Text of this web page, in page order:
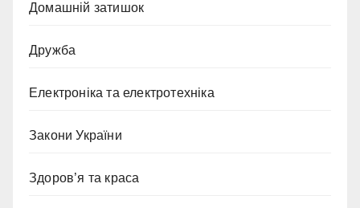
Домашній затишок
Дружба
Електроніка та електротехніка
Закони України
Здоров’я та краса